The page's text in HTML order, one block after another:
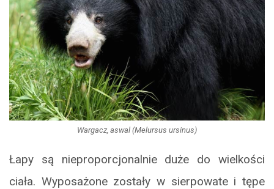
Wargacz, aswal (Melursus ursinus)
Łapy są nieproporcjonalnie duże do wielkości
ciała. Wyposażone zostały w sierpowate i tępe